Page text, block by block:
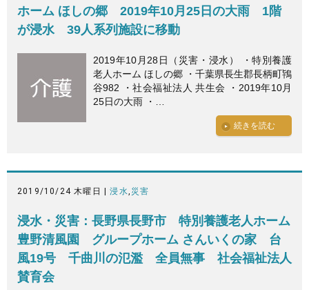
ホーム ほしの郷 2019年10月25日の大雨 1階
が浸水 39人系列施設に移動
2019年10月28日（災害・浸水） ・特別養護
老人ホーム ほしの郷 ・千葉県長生郡長柄町鴇
谷982 ・社会福祉法人 共生会 ・2019年10月
25日の大雨 ・…
続きを読む
2019/10/24 木曜日 |浸水 災害
浸水・災害：長野県長野市 特別養護老人ホーム
豊野清風園 グループホーム さんいくの家 台
風19号 千曲川の氾濫 全員無事 社会福祉法人
賛育会